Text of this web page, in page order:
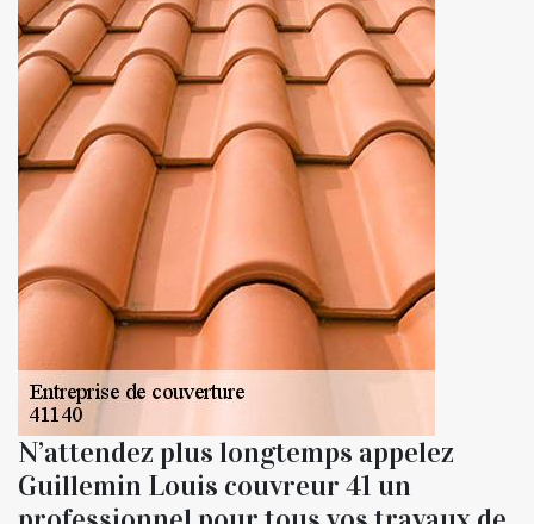
N’attendez plus longtemps appelez
Guillemin Louis couvreur 41 un